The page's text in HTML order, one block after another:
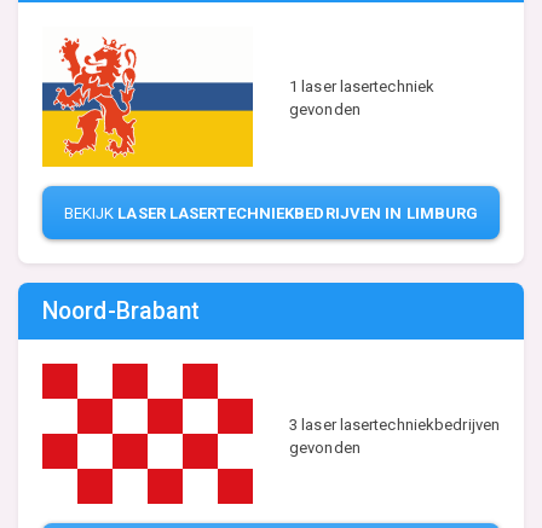
1 laser lasertechniek
gevonden
BEKIJK LASER LASERTECHNIEKBEDRIJVEN IN LIMBURG
Noord-Brabant
3 laser lasertechniekbedrijven
gevonden